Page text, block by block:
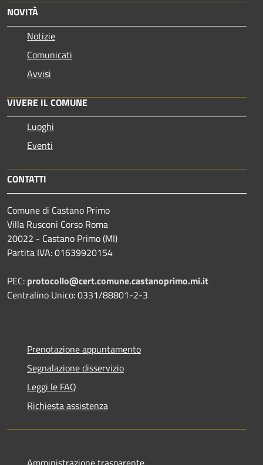
NOVITÀ
Notizie
Comunicati
Avvisi
VIVERE IL COMUNE
Luoghi
Eventi
CONTATTI
Comune di Castano Primo
Villa Rusconi Corso Roma
20022 - Castano Primo (MI)
Partita IVA: 01639920154
PEC: protocollo@cert.comune.castanoprimo.mi.it
Centralino Unico: 0331/88801-2-3
Prenotazione appuntamento
Segnalazione disservizio
Leggi le FAQ
Richiesta assistenza